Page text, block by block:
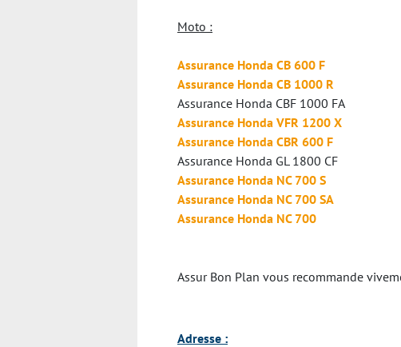
Moto :
Assurance Honda CB 600 F
Assurance Honda CB 1000 R
Assurance Honda CBF 1000 FA
Assurance Honda VFR 1200 X
Assurance Honda CBR 600 F
Assurance Honda GL 1800 CF
Assurance Honda NC 700 S
Assurance Honda NC 700 SA
Assurance Honda NC 700
Assur Bon Plan vous recommande
Adresse :